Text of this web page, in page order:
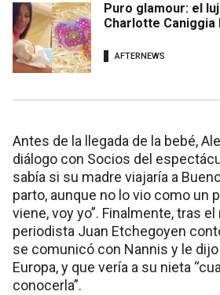
Puro glamour: el
Charlotte Caniggia
AFTERNEWS
Antes de la llegada de la bebé,
diálogo con Socios del
sabía si su madre viajaría a
parto, aunque no lo vio como un
viene, voy yo”. Finalmente, tras el
periodista Juan Etchegoyen
se comunicó con Nannis y le
Europa, y que vería a su nieta
conocerla”.